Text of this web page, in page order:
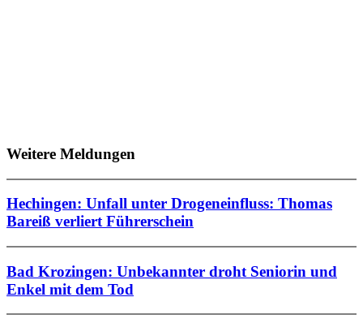
Weitere Meldungen
Hechingen: Unfall unter Drogeneinfluss: Thomas
Bareiß verliert Führerschein
Bad Krozingen: Unbekannter droht Seniorin und
Enkel mit dem Tod